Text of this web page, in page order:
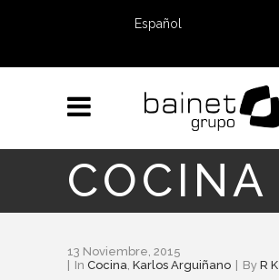
Español
COCINA
13 Noviembre, 2015
In Cocina Karlos Arguiñano By R K